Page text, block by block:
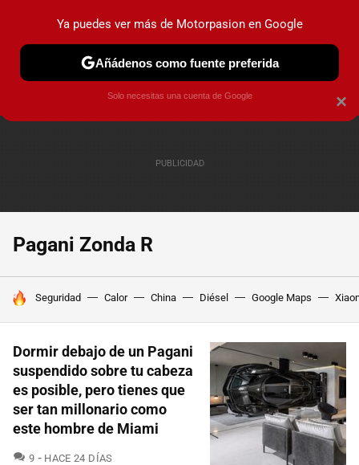
PRUEBAS COCHES ELÉCTRICOS OBSERVATORIO
Pagani Zonda R
HOY SE HABLA DE
Seguridad Calor China Diésel Google Maps
Dormir debajo de un Pagani
suspendido sobre tu cabeza
es posible, pero tienes que
ser tan millonario como
este hombre de Miami
9 COMENTARIOS
HACE 24 DÍAS
×
Ya puedes ver más de Motorpasion en Google
Añádenos como fuente preferida
Solo necesitas una cuenta de Google